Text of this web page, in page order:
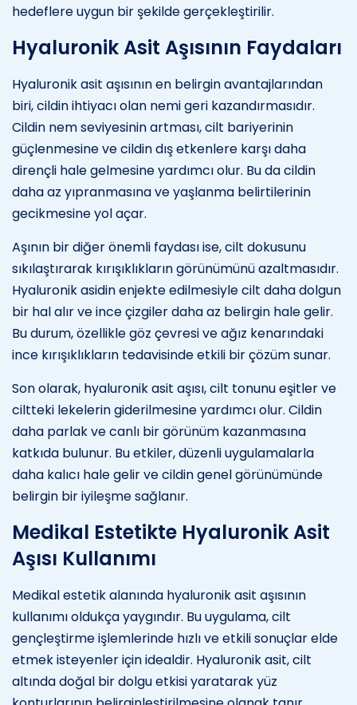
hedeflere uygun bir şekilde gerçekleştirilir.
Hyaluronik Asit Aşısının Faydaları
Hyaluronik asit aşısının en belirgin avantajlarından
biri, cildin ihtiyacı olan nemi geri kazandırmasıdır.
Cildin nem seviyesinin artması, cilt bariyerinin
güçlenmesine ve cildin dış etkenlere karşı daha
dirençli hale gelmesine yardımcı olur. Bu da cildin
daha az yıpranmasına ve yaşlanma belirtilerinin
gecikmesine yol açar.
Aşının bir diğer önemli faydası ise, cilt dokusunu
sıkılaştırarak kırışıklıkların görünümünü azaltmasıdır.
Hyaluronik asidin enjekte edilmesiyle cilt daha dolgun
bir hal alır ve ince çizgiler daha az belirgin hale gelir.
Bu durum, özellikle göz çevresi ve ağız kenarındaki
ince kırışıklıkların tedavisinde etkili bir çözüm sunar.
Son olarak, hyaluronik asit aşısı, cilt tonunu eşitler ve
ciltteki lekelerin giderilmesine yardımcı olur. Cildin
daha parlak ve canlı bir görünüm kazanmasına
katkıda bulunur. Bu etkiler, düzenli uygulamalarla
daha kalıcı hale gelir ve cildin genel görünümünde
belirgin bir iyileşme sağlanır.
Medikal Estetikte Hyaluronik Asit
Aşısı Kullanımı
Medikal estetik alanında hyaluronik asit aşısının
kullanımı oldukça yaygındır. Bu uygulama, cilt
gençleştirme işlemlerinde hızlı ve etkili sonuçlar elde
etmek isteyenler için idealdir. Hyaluronik asit, cilt
altında doğal bir dolgu etkisi yaratarak yüz